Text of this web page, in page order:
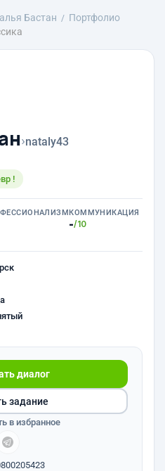
Бастан
Портфолио
›nataly43
!
КОММУНИКАЦИЯ
-/10
диалог
задание
в избранное